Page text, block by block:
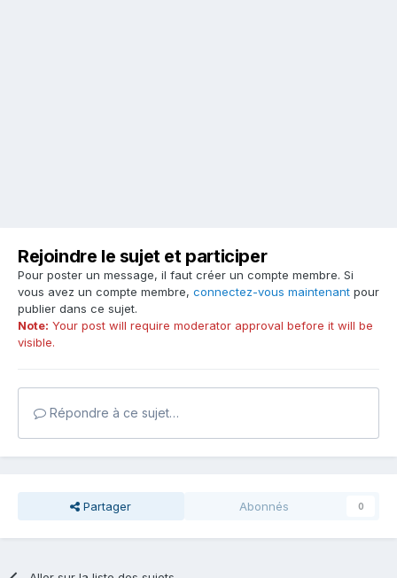
Rejoindre le sujet et participer
Pour poster un message, il faut créer un compte membre. Si
vous avez un compte membre, connectez-vous maintenant pour
publier dans ce sujet.
Note: Your post will require moderator approval before it will be
visible.
Répondre à ce sujet…
Partager Abonnés 0